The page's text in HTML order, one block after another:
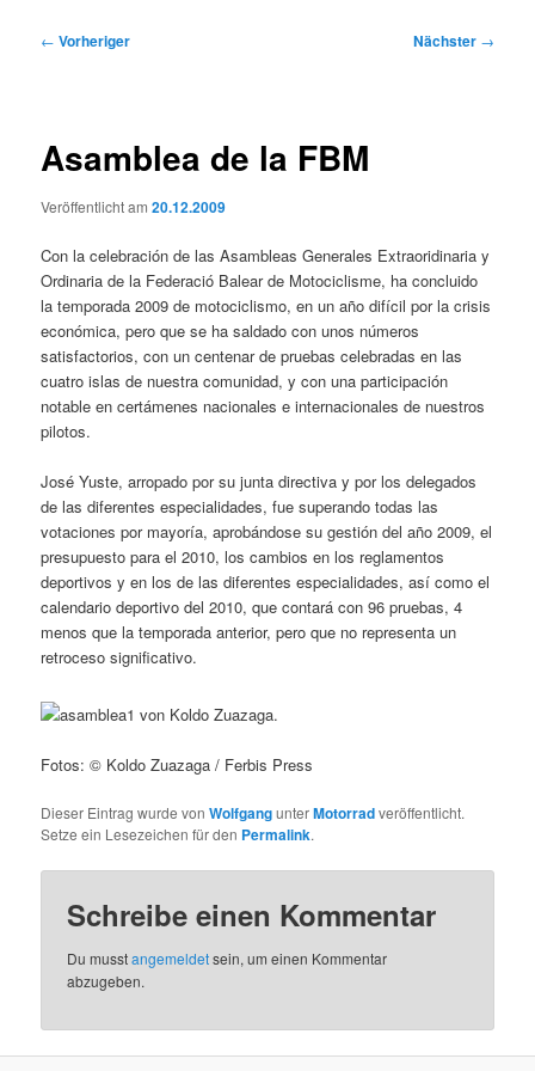
Beitragsnavigation
← Vorheriger Nächster →
Asamblea de la FBM
Veröffentlicht am20.12.2009
Con la celebración de las Asambleas Generales Extraoridinaria y
Ordinaria de la Federació Balear de Motociclisme, ha concluido
la temporada 2009 de motociclismo, en un año difícil por la crisis
económica, pero que se ha saldado con unos números
satisfactorios, con un centenar de pruebas celebradas en las
cuatro islas de nuestra comunidad, y con una participación
notable en certámenes nacionales e internacionales de nuestros
pilotos.
José Yuste, arropado por su junta directiva y por los delegados
de las diferentes especialidades, fue superando todas las
votaciones por mayoría, aprobándose su gestión del año 2009, el
presupuesto para el 2010, los cambios en los reglamentos
deportivos y en los de las diferentes especialidades, así como el
calendario deportivo del 2010, que contará con 96 pruebas, 4
menos que la temporada anterior, pero que no representa un
retroceso significativo.
Fotos: © Koldo Zuazaga / Ferbis Press
Dieser Eintrag wurde vonWolfgangunterMotorradveröffentlicht.
Setze ein Lesezeichen für den Permalink.
Schreibe einen Kommentar
Du musstangemeldetsein, um einen Kommentar
abzugeben.